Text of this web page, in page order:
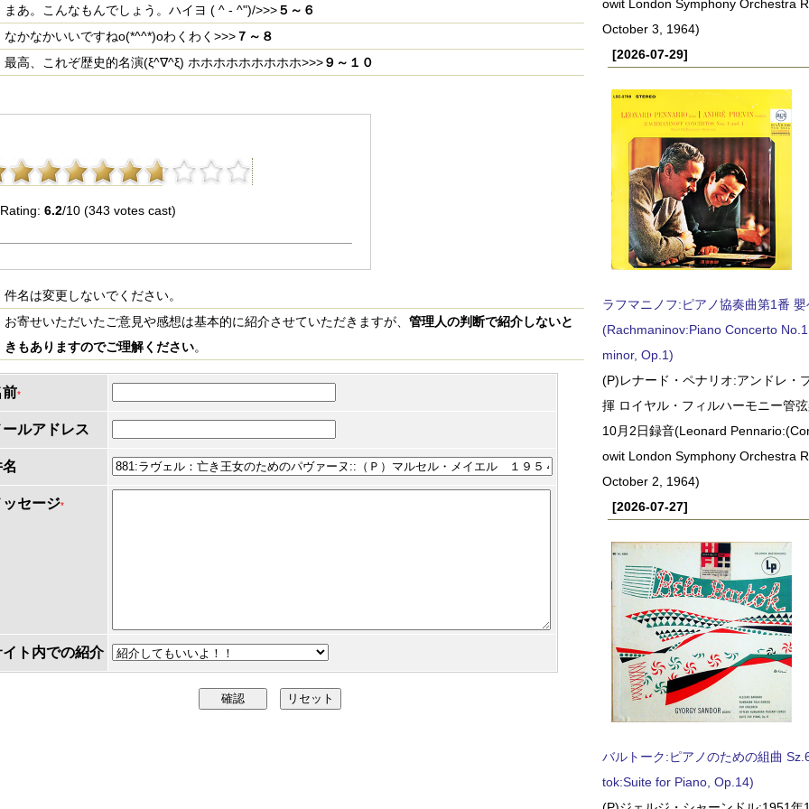
まあ。こんなもんでしょう。ハイヨ ( ^ - ^")/>>>５～６
なかなかいいですねo(*^^*)oわくわく>>>７～８
最高、これぞ歴史的名演(ξ^∇^ξ) ホホホホホホホホホ>>>９～１０
6.2/10 (343 votes cast)
件名は変更しないでください。
お寄せいただいたご意見や感想は基本的に紹介させていただきますが、 管理人の判断で紹介しないと
きもありますのでご理解ください。
*
ルアドレス
セージ*
ト内での紹介
owit London Symphony Orchestra
October 3, 1964)
[2026-07-29]
ラフマニノフ:ピアノ協奏曲第1番
(Rachmaninov:Piano Concerto
minor, Op.1)
(P)レナード・ペナリオ:アンドレ・
揮 ロイヤル・フィルハーモニー管
10月2日録音(Leonard
owit London Symphony Orchestra
October 2, 1964)
[2026-07-27]
バルトーク:ピアノのための組曲
tok:Suite for Piano, Op.14)